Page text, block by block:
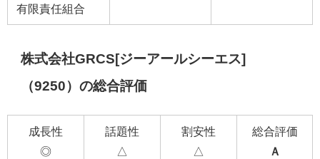
有限責任組合
株式会社GRCS[ジーアールシーエス]
（9250）の総合評価
成長性
◎
話題性
△
割安性
△
総合評価
Ａ